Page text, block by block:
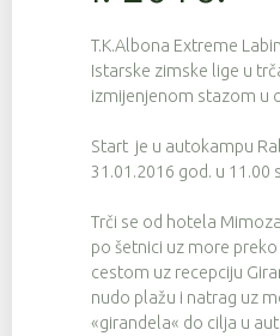
T.K.Albona Extreme
Istarske zimske lige u
izmijenjenom stazom u
Start je u autokampu
31.01.2016 god. u 11.00
Trči se od hotela
po šetnici uz more
cestom uz recepciju
nudo plažu i natrag uz
«girandela« do cilja u